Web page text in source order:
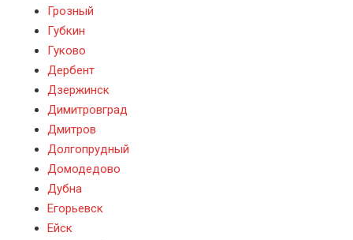
Грозный
Губкин
Гуково
Дербент
Дзержинск
Димитровград
Дмитров
Долгопрудный
Домодедово
Дубна
Егорьевск
Ейск